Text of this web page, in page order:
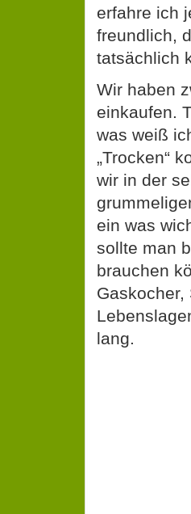
erfahre ich
freundlich,
tatsächlich
Wir haben
einkaufen.
was weiß
„Trocken“
wir in der
ein was
sollte man
brauchen
lang.